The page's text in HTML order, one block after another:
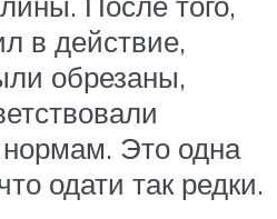
в действие,
обрезаны,
Это одна
одати так редки.